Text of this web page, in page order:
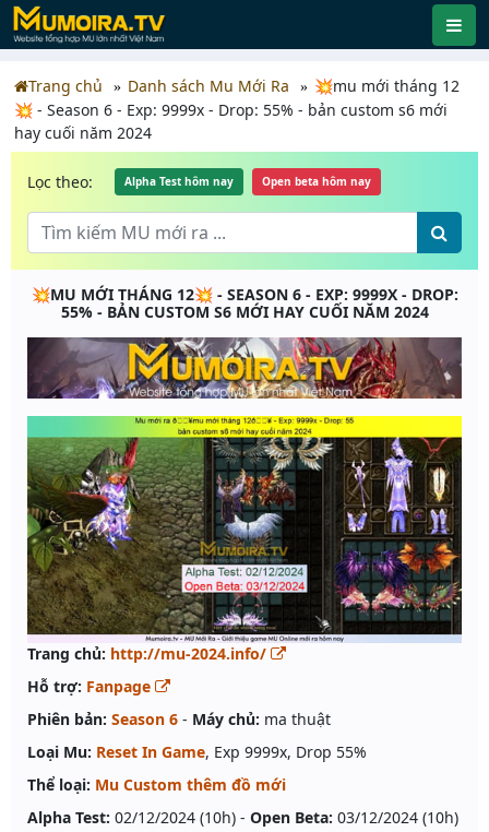
Trang chủ Danh sách Mu Mới Ra
💥mu mới tháng 12
💥 - Season 6 - Exp: 9999x - Drop: 55% - bản custom s6 mới
hay cuối năm 2024
Lọc theo: Alpha Test hôm nay Open beta hôm nay
💥MU MỚI THÁNG 12💥 - SEASON 6 - EXP: 9999X - DROP:
55% - BẢN CUSTOM S6 MỚI HAY CUỐI NĂM 2024
Trang chủ: http://mu-2024.info/
Hỗ trợ: Fanpage
Phiên bản: Season 6 - Máy chủ: ma thuật
Loại Mu: Reset In Game, Exp 9999x, Drop 55%
Thể loại: Mu Custom thêm đồ mới
Alpha Test: 02/12/2024 (10h) - Open Beta: 03/12/2024 (10h)